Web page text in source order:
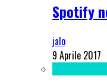
Spotify
jalo
9 Aprile 2017